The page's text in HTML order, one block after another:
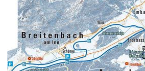
Asistenţă